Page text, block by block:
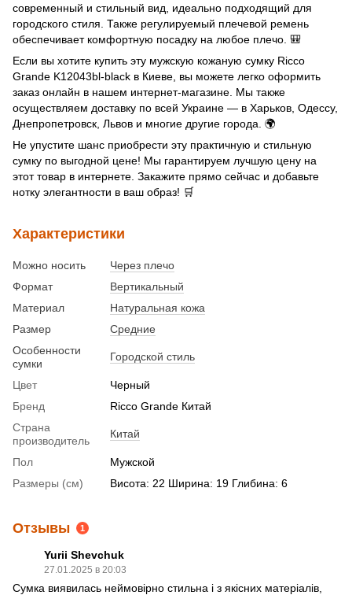
современный и стильный вид, идеально подходящий для
городского стиля. Также регулируемый плечевой ремень
обеспечивает комфортную посадку на любое плечо. 🎒
Если вы хотите купить эту мужскую кожаную сумку Ricco
Grande K12043bl-black в Киеве, вы можете легко оформить
заказ онлайн в нашем интернет-магазине. Мы также
осуществляем доставку по всей Украине — в Харьков, Одессу,
Днепропетровск, Львов и многие другие города. 🌍
Не упустите шанс приобрести эту практичную и стильную
сумку по выгодной цене! Мы гарантируем лучшую цену на
этот товар в интернете. Закажите прямо сейчас и добавьте
нотку элегантности в ваш образ! 🛒
Характеристики
Можно носить
Через плечо
Формат
Вертикальный
Материал
Натуральная кожа
Размер
Средние
Особенности
сумки
Городской стиль
Цвет
Черный
Бренд
Ricco Grande Китай
Страна
производитель
Китай
Пол
Мужской
Размеры (см)
Висота: 22 Ширина: 19 Глибина: 6
Отзывы 1
Yurii Shevchuk
27.01.2025 в 20:03
Сумка виявилась неймовірно стильна і з якісних матеріалів,